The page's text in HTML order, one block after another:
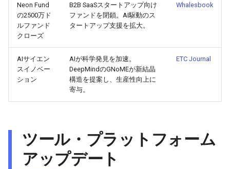
2026-05-13
2026-05-12
2026-05-10
2026-05-08
2025-10-28
2025-10-27
2025-10-25
2025-10-23
2026-05-13
2026-05-12
2026-05-11
2026-05-10
2026-05-08
2026-05-07
2026-05-10
2026-05-09
2026-05-07
2026-05-05
2025-10-28
2025-10-27
2025-10-25
2025-10-23
2026-05-09
2026-05-08
2026-05-06
2026-05-04
2025-10-28
2025-10-27
2025-10-25
2025-10-23
Neon Fund
の2500万ド
ルファンド
クローズ
B2B SaaSスタートアップ向け
ファンドを閉鎖。AI駆動のス
タートアップ支援を拡大。
Whalesbook
AIサイエン
スイノベー
ション
AIが科学発見を加速。
DeepMindのGNoMEが新結晶
構造を提案し、生産性向上に
寄与。
ETC Journal
ツール・プラットフォーム
アップデート